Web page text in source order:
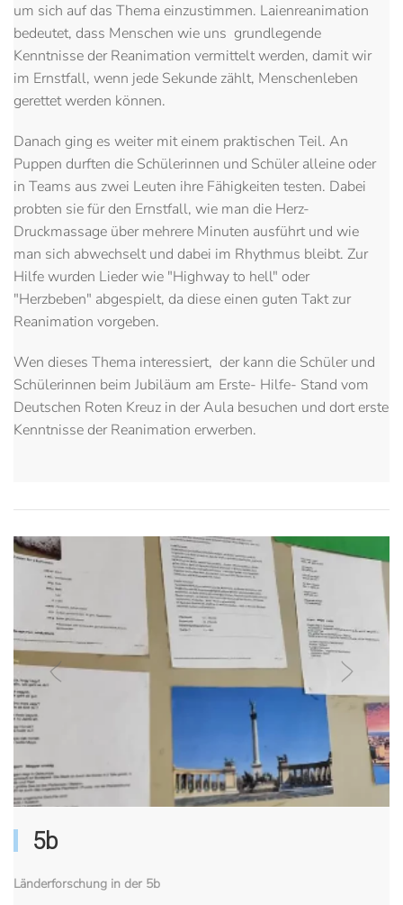
um sich auf das Thema einzustimmen. Laienreanimation
bedeutet, dass Menschen wie uns grundlegende
Kenntnisse der Reanimation vermittelt werden, damit wir
im Ernstfall, wenn jede Sekunde zählt, Menschenleben
gerettet werden können.
Danach ging es weiter mit einem praktischen Teil. An
Puppen durften die Schülerinnen und Schüler alleine oder
in Teams aus zwei Leuten ihre Fähigkeiten testen. Dabei
probten sie für den Ernstfall, wie man die Herz-
Druckmassage über mehrere Minuten ausführt und wie
man sich abwechselt und dabei im Rhythmus bleibt. Zur
Hilfe wurden Lieder wie "Highway to hell" oder
"Herzbeben" abgespielt, da diese einen guten Takt zur
Reanimation vorgeben.
Wen dieses Thema interessiert, der kann die Schüler und
Schülerinnen beim Jubiläum am Erste- Hilfe- Stand vom
Deutschen Roten Kreuz in der Aula besuchen und dort erste
Kenntnisse der Reanimation erwerben.
5b
Länderforschung in der 5b